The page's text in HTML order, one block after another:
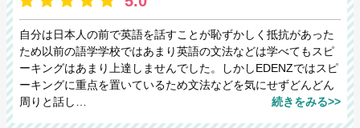
自分は日本人の前で英語を話すことが恥ずかしく抵抗があった
ため以前の語学学校ではあまり英語の文法などは学べてもスピ
ーキングはあまり上達しませんでした。しかしEDENZではスピ
ーキングに重点を置いているため文法などを気にせずどんどん
周りと話し…
続きをみる>>